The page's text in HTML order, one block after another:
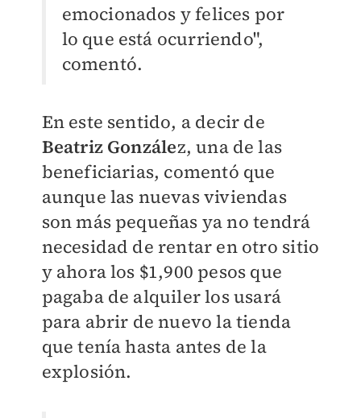
emocionados y felices por
lo que está ocurriendo",
comentó.
En este sentido, a decir de
Beatriz González, una de las
beneficiarias, comentó que
aunque las nuevas viviendas
son más pequeñas ya no tendrá
necesidad de rentar en otro sitio
y ahora los $1,900 pesos que
pagaba de alquiler los usará
para abrir de nuevo la tienda
que tenía hasta antes de la
explosión.